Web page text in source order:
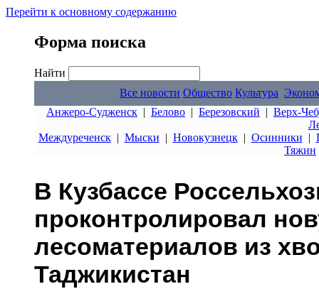
Перейти к основному содержанию
Форма поиска
Найти
Все новости Общество Культура
Анжеро-Судженск | Белово | Березовский | Верх-
Междуреченск| Мыски | Новокузнецк| Осинники |
Тяжин
В Кузбассе
проконтролировал
лесоматериалов из
Таджикистан